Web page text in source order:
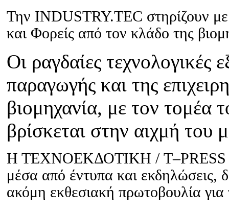
Την INDUSTRY.TEC στηρίζουν με
και Φορείς από τον κλάδο της
Οι ραγδαίες τεχνολογικές
παραγωγής και της
βιομηχανία, με τον τομέα
βρίσκεται στην αιχμή του
Η ΤΕΧΝΟΕΚΔΟΤΙΚΗ / T–PRESS
μέσα από έντυπα και εκδηλώσεις,
ακόμη εκθεσιακή πρωτοβουλία για